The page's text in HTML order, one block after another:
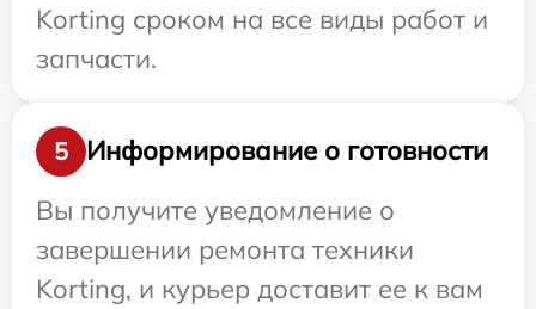
Korting сроком на все виды работ и
запчасти.
5
Информирование о готовности
Вы получите уведомление о
завершении ремонта техники
Korting, и курьер доставит ее к вам